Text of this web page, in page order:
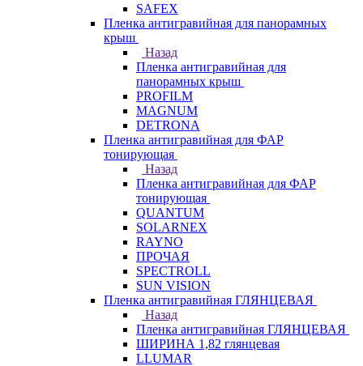
SAFEX
Пленка антигравийная для панорамных
крыш
Назад
Пленка антигравийная для
панорамных крыш
PROFILM
MAGNUM
DETRONA
Пленка антигравийная для ФАР
тонирующая
Назад
Пленка антигравийная для ФАР
тонирующая
QUANTUM
SOLARNEX
RAYNO
ПРОЧАЯ
SPECTROLL
SUN VISION
Пленка антигравийная ГЛЯНЦЕВАЯ
Назад
Пленка антигравийная ГЛЯНЦЕВАЯ
ШИРИНА 1,82 глянцевая
LLUMAR